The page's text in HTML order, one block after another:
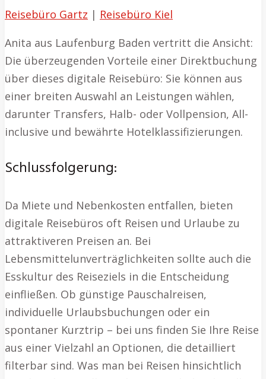
Reisebüro Gartz | Reisebüro Kiel
Anita aus Laufenburg Baden vertritt die Ansicht:
Die überzeugenden Vorteile einer Direktbuchung
über dieses digitale Reisebüro: Sie können aus
einer breiten Auswahl an Leistungen wählen,
darunter Transfers, Halb- oder Vollpension, All-
inclusive und bewährte Hotelklassifizierungen.
Schlussfolgerung:
Da Miete und Nebenkosten entfallen, bieten
digitale Reisebüros oft Reisen und Urlaube zu
attraktiveren Preisen an. Bei
Lebensmittelunverträglichkeiten sollte auch die
Esskultur des Reiseziels in die Entscheidung
einfließen. Ob günstige Pauschalreisen,
individuelle Urlaubsbuchungen oder ein
spontaner Kurztrip – bei uns finden Sie Ihre Reise
aus einer Vielzahl an Optionen, die detailliert
filterbar sind. Was man bei Reisen hinsichtlich